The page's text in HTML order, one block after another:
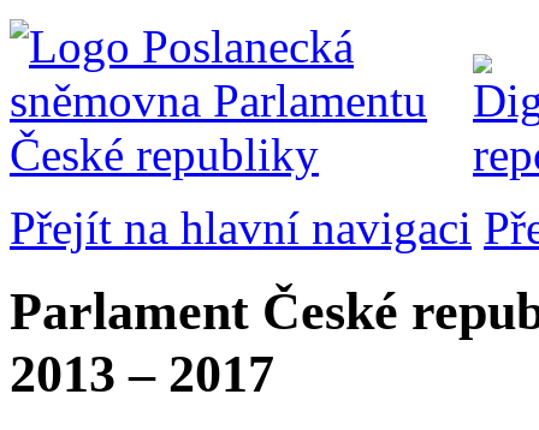
Přejít na hlavní navigaci
Parlament České
2013 – 2017